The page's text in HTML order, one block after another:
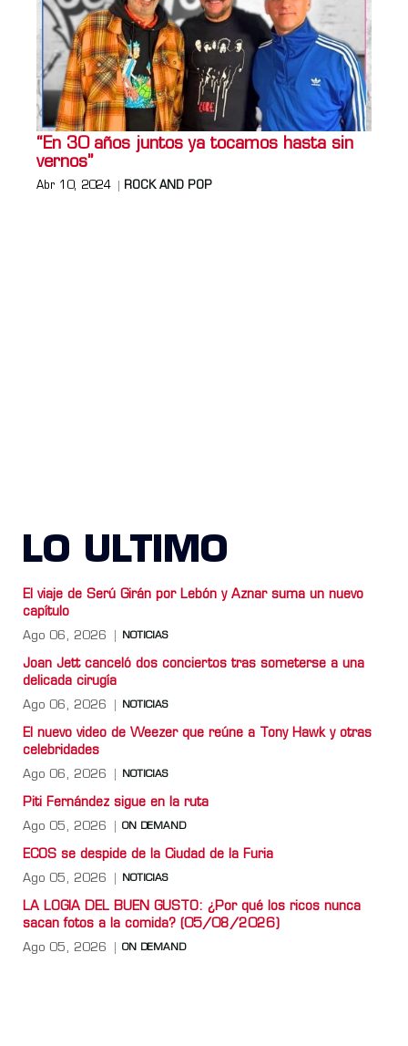
“En 30 años juntos ya tocamos hasta sin
vernos”
Abr 10, 2024 ROCK AND POP
LO ULTIMO
El viaje de Serú Girán por Lebón y Aznar suma un nuevo
capítulo
Ago 06, 2026 NOTICIAS
Joan Jett canceló dos conciertos tras someterse a una
delicada cirugía
Ago 06, 2026 NOTICIAS
El nuevo video de Weezer que reúne a Tony Hawk y otras
celebridades
Ago 06, 2026 NOTICIAS
Piti Fernández sigue en la ruta
Ago 05, 2026 ON DEMAND
ECOS se despide de la Ciudad de la Furia
Ago 05, 2026 NOTICIAS
LA LOGIA DEL BUEN GUSTO: ¿Por qué los ricos nunca
sacan fotos a la comida? (05/08/2026)
Ago 05, 2026 ON DEMAND